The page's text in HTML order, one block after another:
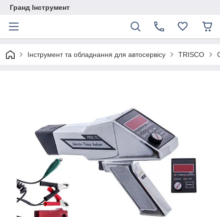
Гранд Інструмент
Інструмент та обладнання для автосервісу TRISCO